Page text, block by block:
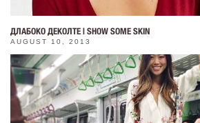
ДЛАБОКО ДЕКОЛТЕ | SHOW SOME SKIN
AUGUST 10, 2013